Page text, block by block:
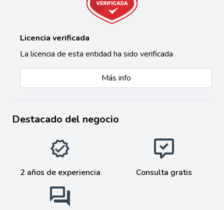
Licencia verificada
La licencia de esta entidad ha sido verificada
Más info
Destacado del negocio
2 años de experiencia Consulta gratis